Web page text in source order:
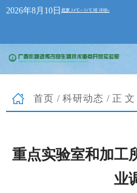
2026年8月10日
首页 / 科研动态 /正文
重点实验室和加工
业